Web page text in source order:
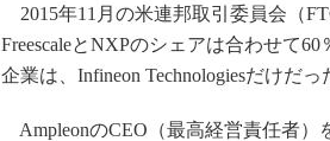
2015年11月の米連邦取引委員会（
FreescaleとNXPのシェアは合わせて
企業は、Infineon Technologiesだけだっ
AmpleonのCEO（最高経営責任者）